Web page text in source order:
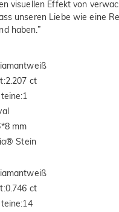
visuellen Effekt von
unseren Liebe wie eine
haben.”
:2.207 ct
:1
mm
Stein
:0.746 ct
:14